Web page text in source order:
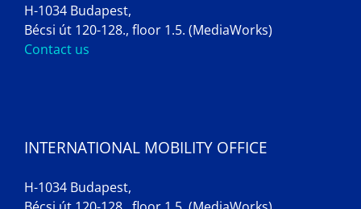
H-1034 Budapest,
Bécsi út 120-128., floor 1.5. (MediaWorks)
Contact us
INTERNATIONAL MOBILITY OFFICE
H-1034 Budapest,